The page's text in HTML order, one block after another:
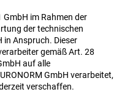
GmbH im Rahmen der
der technischen
in Anspruch. Dieser
gemäß Art. 28
auf alle
GmbH verarbeitet,
verschaffen.